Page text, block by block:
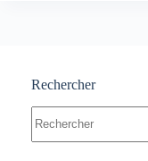
Rechercher
résultat